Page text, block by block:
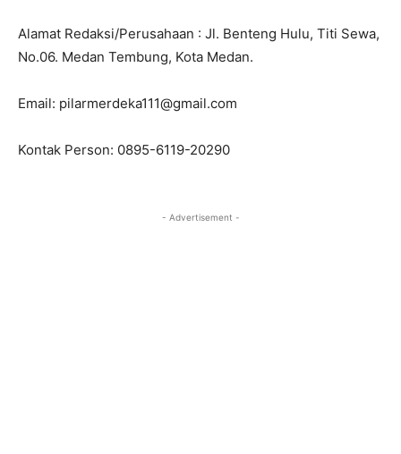
Alamat Redaksi/Perusahaan : Jl. Benteng Hulu, Titi Sewa,
No.06. Medan Tembung, Kota Medan.
Email: pilarmerdeka111@gmail.com
Kontak Person: 0895-6119-20290
- Advertisement -